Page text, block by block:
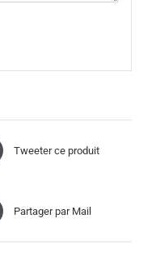
Tweeter ce produit
Partager par Mail